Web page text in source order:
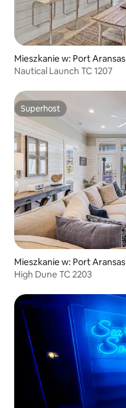
Mieszkanie w: Port Aransas
Nautical Launch TC 1207
Superhost
Superhost
Mieszkanie w: Port Aransas
High Dune TC 2203